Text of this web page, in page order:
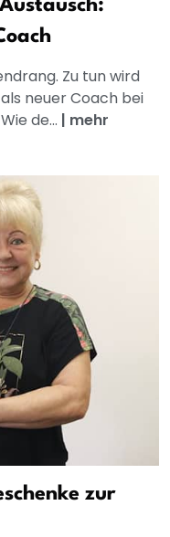
Zu tun wird
neuer Coach bei
de... | mehr
zur